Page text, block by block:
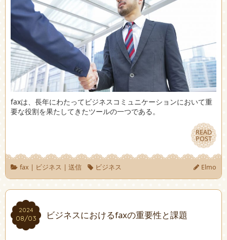
faxは、長年にわたってビジネスコミュニケーションにおいて重
要な役割を果たしてきたツールの一つである。
READ
POST
READ
POST
fax | ビジネス | 送信 ビジネス Elmo
2024
08/03
2024
08/03 ビジネスにおけるfaxの重要性と課題